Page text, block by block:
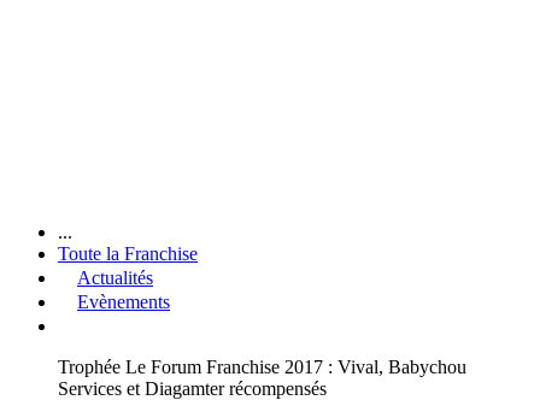
...
Toute la Franchise
Actualités
Evènements
Trophée Le Forum Franchise 2017 : Vival, Babychou
Services et Diagamter récompensés